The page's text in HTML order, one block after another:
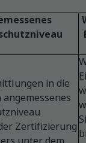
in die
angemessenes
Zertifizierung